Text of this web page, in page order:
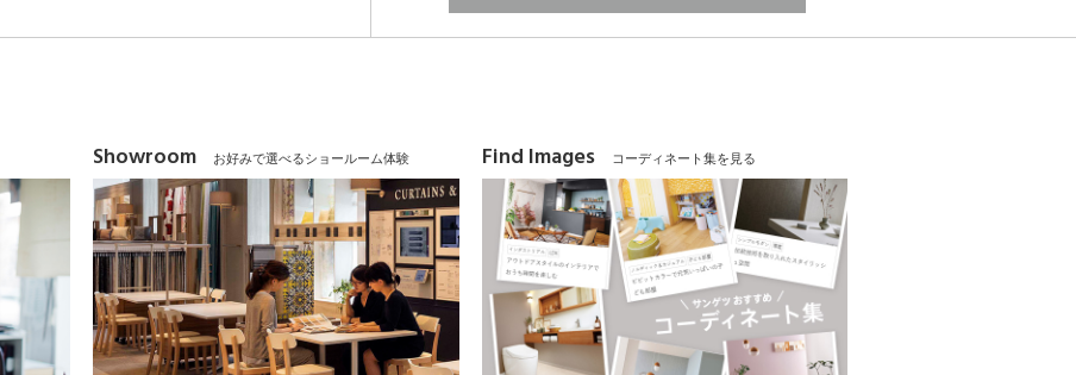
Showroom お好みで選べるショールーム体験 Find Images コーディネート集を見る